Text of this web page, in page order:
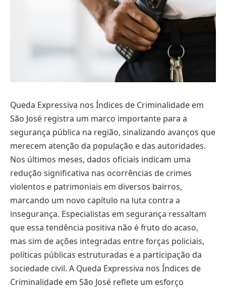
Queda Expressiva nos Índices de Criminalidade em
São José registra um marco importante para a
segurança pública na região, sinalizando avanços que
merecem atenção da população e das autoridades.
Nos últimos meses, dados oficiais indicam uma
redução significativa nas ocorrências de crimes
violentos e patrimoniais em diversos bairros,
marcando um novo capítulo na luta contra a
insegurança. Especialistas em segurança ressaltam
que essa tendência positiva não é fruto do acaso,
mas sim de ações integradas entre forças policiais,
políticas públicas estruturadas e a participação da
sociedade civil. A Queda Expressiva nos Índices de
Criminalidade em São José reflete um esforço